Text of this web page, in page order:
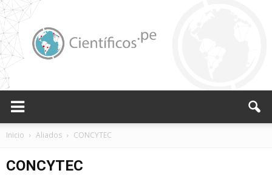
Inicio Aliados CONCYTEC
CONCYTEC